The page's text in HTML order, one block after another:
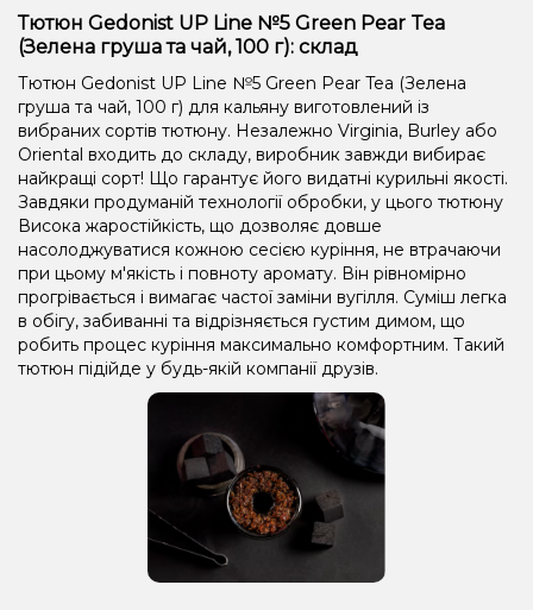
Тютюн Gedonist UP Line №5 Green Pear Tea
(Зелена груша та чай, 100 г): склад
Тютюн Gedonist UP Line №5 Green Pear Tea (Зелена
груша та чай, 100 г) для кальяну виготовлений із
вибраних сортів тютюну. Незалежно Virginia, Burley або
Oriental входить до складу, виробник завжди вибирає
найкращі сорт! Що гарантує його видатні курильні якості.
Завдяки продуманій технології обробки, у цього тютюну
Висока жаростійкість, що дозволяє довше
насолоджуватися кожною сесією куріння, не втрачаючи
при цьому м'якість і повноту аромату. Він рівномірно
прогрівається і вимагає частої заміни вугілля. Суміш легка
в обігу, забиванні та відрізняється густим димом, що
робить процес куріння максимально комфортним. Такий
тютюн підійде у будь-якій компанії друзів.